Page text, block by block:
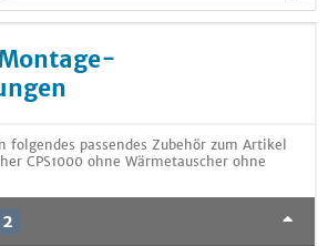
passendes Zubehör zum Artikel
CPS1000 ohne Wärmetauscher ohne
2